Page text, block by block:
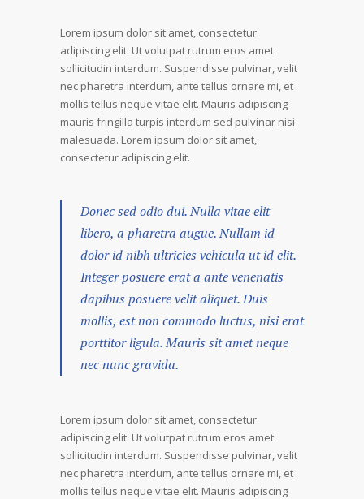
Lorem ipsum dolor sit amet, consectetur
adipiscing elit. Ut volutpat rutrum eros amet
sollicitudin interdum. Suspendisse pulvinar, velit
nec pharetra interdum, ante tellus ornare mi, et
mollis tellus neque vitae elit. Mauris adipiscing
mauris fringilla turpis interdum sed pulvinar nisi
malesuada. Lorem ipsum dolor sit amet,
consectetur adipiscing elit.
Donec sed odio dui. Nulla vitae elit
libero, a pharetra augue. Nullam id
dolor id nibh ultricies vehicula ut id elit.
Integer posuere erat a ante venenatis
dapibus posuere velit aliquet. Duis
mollis, est non commodo luctus, nisi erat
porttitor ligula. Mauris sit amet neque
nec nunc gravida.
Lorem ipsum dolor sit amet, consectetur
adipiscing elit. Ut volutpat rutrum eros amet
sollicitudin interdum. Suspendisse pulvinar, velit
nec pharetra interdum, ante tellus ornare mi, et
mollis tellus neque vitae elit. Mauris adipiscing